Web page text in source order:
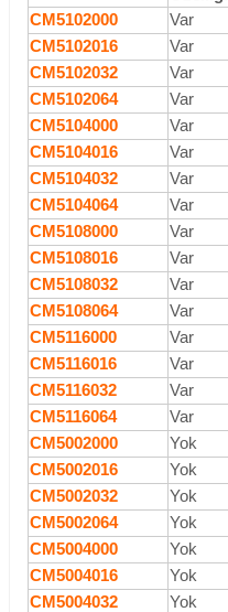
CM5102000 Var
CM5102016
Var
CM5102032
Var
CM5102064
Var
CM5104000
Var
CM5104016
Var
CM5104032
Var
CM5104064
Var
CM5108000
Var
CM5108016
Var
CM5108032
Var
CM5108064
Var
CM5116000
Var
CM5116016
Var
CM5116032
Var
CM5116064
Var
CM5002000
Yok
CM5002016
Yok
CM5002032
Yok
CM5002064
Yok
CM5004000
Yok
CM5004016
Yok
CM5004032
Yok